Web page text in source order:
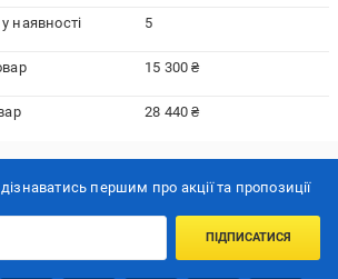
у наявності 5
15 300 ₴
28 440 ₴
першим про акції та пропозиції
ПІДПИСАТИСЯ